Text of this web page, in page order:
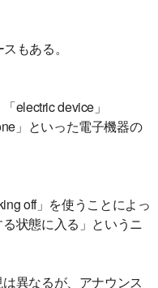
もある。
electric device」
」といった電子機器の
off」を使うことによっ
状態に入る」というニ
異なるが、アナウンス